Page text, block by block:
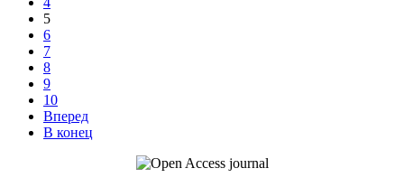
5
6
7
8
9
10
Вперед
В конец